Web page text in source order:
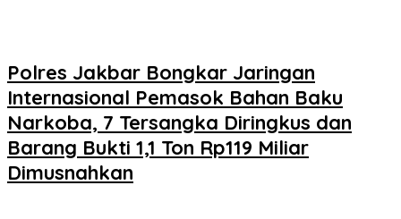
Polres Jakbar Bongkar Jaringan
Internasional Pemasok Bahan Baku
Narkoba, 7 Tersangka Diringkus dan
Barang Bukti 1,1 Ton Rp119 Miliar
Dimusnahkan